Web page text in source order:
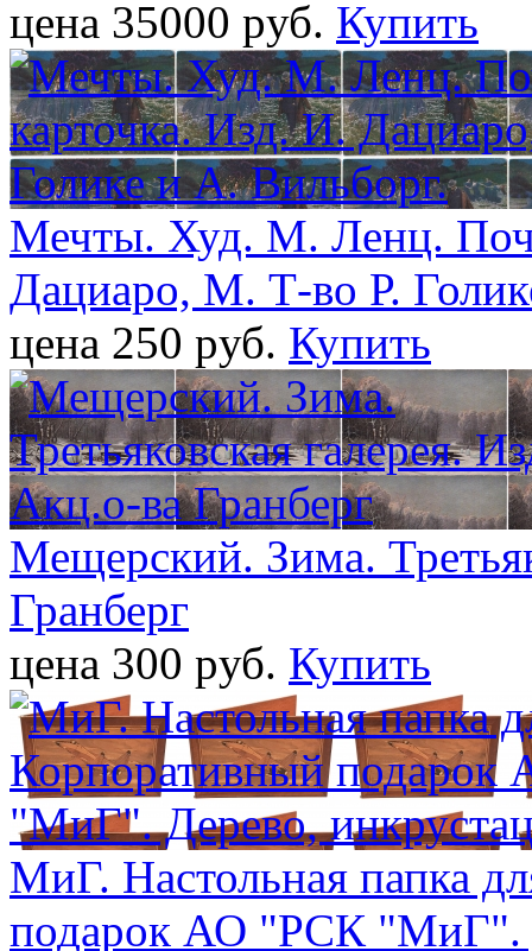
цена 35000 pуб. Купить
Мечты. Худ. М. Ленц.
Дациаро, М. Т-во Р.
цена 250 pуб. Купить
Мещерский. Зима.
Гранберг
цена 300 pуб. Купить
МиГ. Настольная папка
подарок АО "РСК "МиГ".